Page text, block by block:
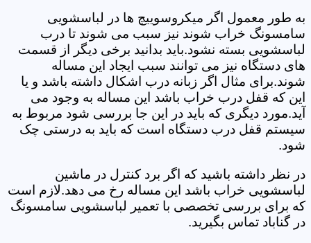
به طور معمول اگر میکروسوییچ ها در لباسشویی
سامسونگ خراب شوند نیز سبب می شوند تا درب
لباسشویی بسته نشود.باید بدانید برخی دیگر از قسمت
های دستگاه نیز می توانند سبب ایجاد این مساله
شوند.برای مثال اگر زبانه درب اشکال داشته باشد و یا
این که قفل درب خراب باشد این مساله به وجود می
آید.مورد دیگری که باید در این جا بررسی شود مربوط به
سیستم قفل درب دستگاه است که باید به درستی چک
شود.
در نظر داشته باشید که اگر برد کنترل در ماشین
لباسشویی خراب باشد این مساله رخ می دهد.لازم است
که برای بررسی تخصصی با تعمیر لباسشویی سامسونگ
در گناباد تماس بگیرید.